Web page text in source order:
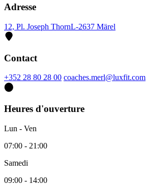
Adresse
12, Pl. Joseph ThornL-2637 Märel
Contact
+352 28 80 28 00 coaches.merl@luxfit.com
Heures d'ouverture
Lun - Ven
07:00 - 21:00
Samedi
09:00 - 14:00